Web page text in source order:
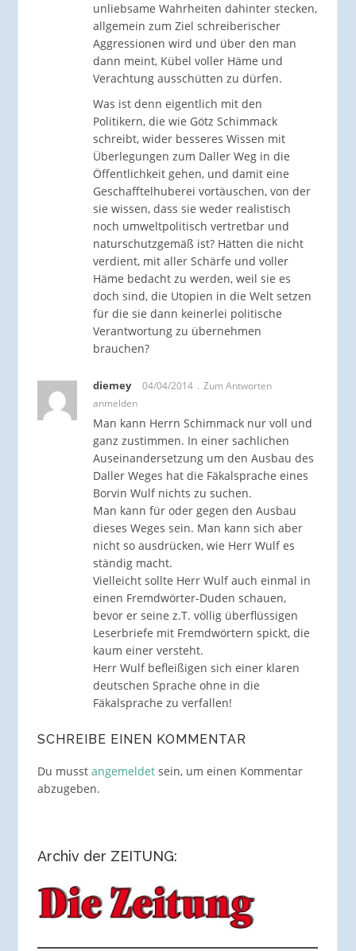
unliebsame Wahrheiten dahinter stecken,
allgemein zum Ziel schreiberischer
Aggressionen wird und über den man
dann meint, Kübel voller Häme und
Verachtung ausschütten zu dürfen.
Was ist denn eigentlich mit den
Politikern, die wie Götz Schimmack
schreibt, wider besseres Wissen mit
Überlegungen zum Daller Weg in die
Öffentlichkeit gehen, und damit eine
Geschafftelhuberei vortäuschen, von der
sie wissen, dass sie weder realistisch
noch umweltpolitisch vertretbar und
naturschutzgemäß ist? Hätten die nicht
verdient, mit aller Schärfe und voller
Häme bedacht zu werden, weil sie es
doch sind, die Utopien in die Welt setzen
für die sie dann keinerlei politische
Verantwortung zu übernehmen
brauchen?
diemey 04/04/2014
Zum Antworten
anmelden
Man kann Herrn Schimmack nur voll und
ganz zustimmen. In einer sachlichen
Auseinandersetzung um den Ausbau des
Daller Weges hat die Fäkalsprache eines
Borvin Wulf nichts zu suchen.
Man kann für oder gegen den Ausbau
dieses Weges sein. Man kann sich aber
nicht so ausdrücken, wie Herr Wulf es
ständig macht.
Vielleicht sollte Herr Wulf auch einmal in
einen Fremdwörter-Duden schauen,
bevor er seine z.T. völlig überflüssigen
Leserbriefe mit Fremdwörtern spickt, die
kaum einer versteht.
Herr Wulf befleißigen sich einer klaren
deutschen Sprache ohne in die
Fäkalsprache zu verfallen!
SCHREIBE EINEN KOMMENTAR
Du musst angemeldetsein, um einen Kommentar
abzugeben.
Archiv der ZEITUNG: